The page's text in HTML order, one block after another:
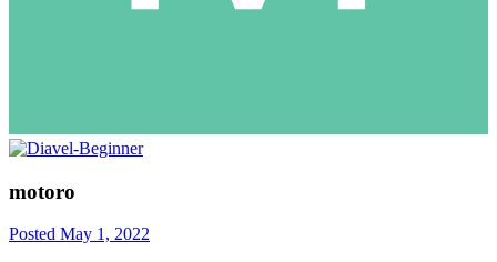
motoro
Posted May 1, 2022